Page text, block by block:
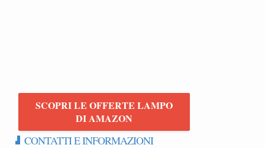
SCOPRI LE OFFERTE LAMPO
DI AMAZON
CONTATTI E INFORMAZIONI